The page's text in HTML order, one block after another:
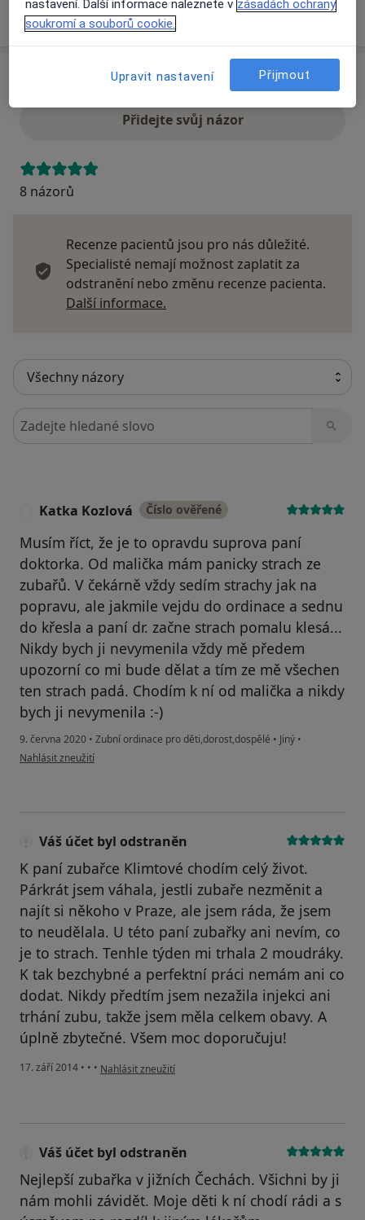
Více
Přidejte svůj názor
8 názorů
Recenze pacientů jsou pro nás důležité.
Specialisté nemají možnost zaplatit za
odstranění nebo změnu recenze pacienta.
Další informace.
Hledejte v názorech
Katka Kozlová Číslo ověřené
Musím říct, že je to opravdu suprova paní
doktorka. Od malička mám panicky strach ze
zubařů. V čekárně vždy sedím strachy jak na
popravu, ale jakmile vejdu do ordinace a sednu
do křesla a paní dr. začne strach pomalu klesá...
Nikdy bych ji nevymenila vždy mě předem
upozorní co mi bude dělat a tím ze mě všechen
ten strach padá. Chodím k ní od malička a nikdy
bych ji nevymenila :-)
9. června 2020 • Zubní ordinace pro děti,dorost,dospělé • Jiný •
podle názoru uživatele Katka Kozlová
Nahlásit zneužití
Váš účet byl odstraněn
K paní zubařce Klimtové chodím celý život.
Párkrát jsem váhala, jestli zubaře nezměnit a
najít si někoho v Praze, ale jsem ráda, že jsem
to neudělala. U této paní zubařky ani nevím, co
je to strach. Tenhle týden mi trhala 2 moudráky.
K tak bezchybné a perfektní práci nemám ani co
dodat. Nikdy předtím jsem nezažila injekci ani
trhání zubu, takže jsem měla celkem obavy. A
úplně zbytečné. Všem moc doporučuju!
17. září 2014 • • • podle názoru uživatele Váš účet byl odstraněn
Nahlásit zneužití
Váš účet byl odstraněn
Nejlepší zubařka v jižních Čechách. Všichni by ji
nám mohli závidět. Moje děti k ní chodí rádi a s
nastavení. Další informace naleznete v zásadách ochrany
soukromí a souborů cookie.
Upravit nastavení Přijmout